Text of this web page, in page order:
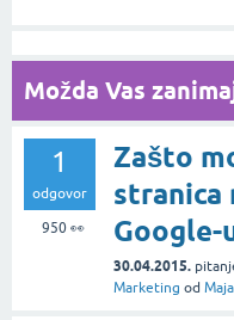
Možda Vas
1
odgovor
950👀
Zašto
stranica
Google-
30.04.2015.
Marketing od